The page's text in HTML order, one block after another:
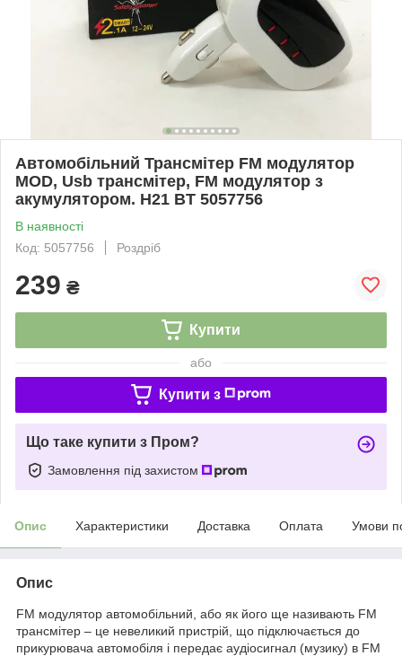
Автомобільний Трансмітер FM модулятор
MOD, Usb трансмітер, FM модулятор з
акумулятором. H21 BT 5057756
В наявності
Код: 5057756
Роздріб
239 ₴
Купити
або
Купити з
Що таке купити з Пром?
Замовлення під захистом
Опис Характеристики Доставка Оплата Умови
Опис
FM модулятор автомобільний, або як його ще називають FM
трансмітер – це невеликий пристрій, що підключається до
прикурювача автомобіля і передає аудіосигнал (музику) в FM